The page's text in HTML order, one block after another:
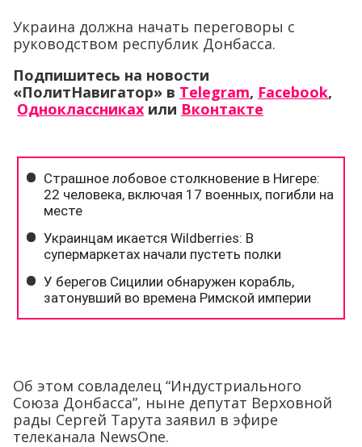
Украина должна начать переговоры с
руководством республик Донбасса.
Подпишитесь на новости
«ПолитНавигатор» в Telegram, Facebook,
Одноклассниках или Вконтакте
Об этом совладелец “Индустриального
Союза Донбасса”, ныне депутат Верховной
рады Сергей Тарута заявил в эфире
телеканала NewsOne.